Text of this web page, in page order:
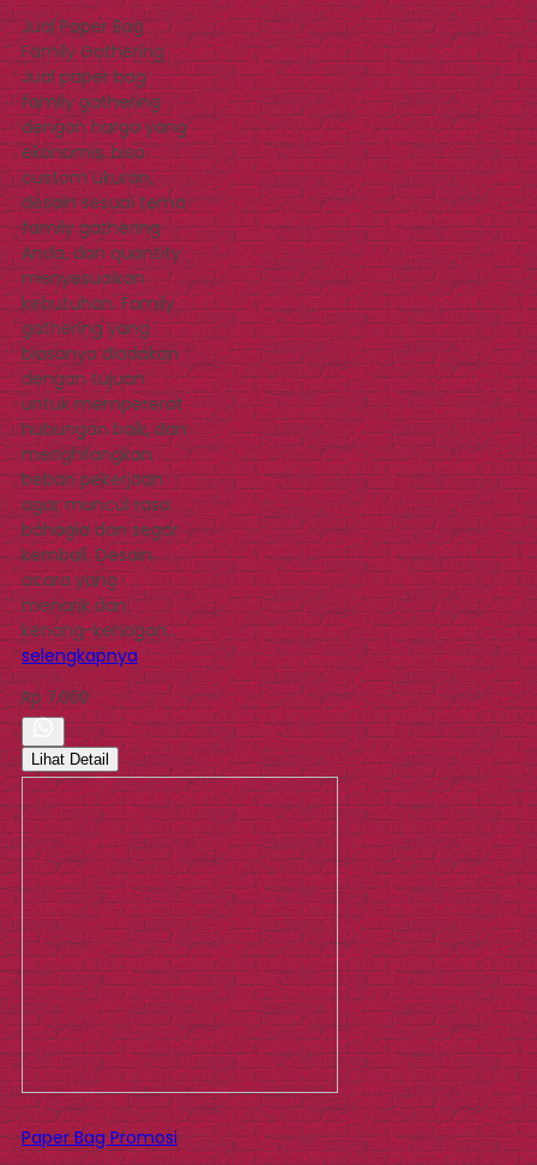
Jual Paper Bag
Family Gathering
Jual paper bag
family gathering
dengan harga yang
ekonomis, bisa
custom ukuran,
desain sesuai tema
family gathering
Anda, dan quantity
menyesuaikan
kebutuhan. Family
gathering yang
biasanya diadakan
dengan tujuan
untuk mempererat
hubungan baik, dan
menghilangkan
beban pekerjaan
agar muncul rasa
bahagia dan segar
kembali. Desain
acara yang
menarik dan
kenang-kenagan…
selengkapnya
Rp 7.000
Lihat Detail
Paper Bag Promosi